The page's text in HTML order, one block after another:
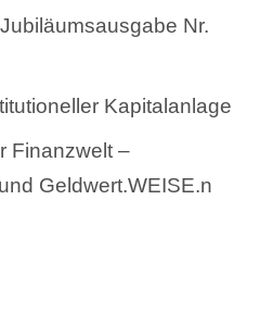
Nr.
Kapitalanlage
Finanzwelt –
Geldwert.WEISE.n